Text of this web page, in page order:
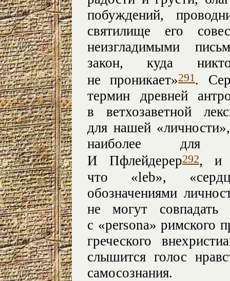
побуждений,
святилище его
неизгладимыми
закон, куда
не проникает»291.
термин древней
в ветхозаветной
для нашей
наиболее для
И Пфлейдерер292, и
что «leb»,
обозначениями
не могут совпадать
с «persona» римского
греческого
слышится голос
самосознания.